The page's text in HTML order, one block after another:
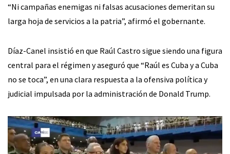
“Ni campañas enemigas ni falsas acusaciones demeritan su
larga hoja de servicios a la patria”, afirmó el gobernante.
Díaz-Canel insistió en que Raúl Castro sigue siendo una figura
central para el régimen y aseguró que “Raúl es Cuba y a Cuba
no se toca”, en una clara respuesta a la ofensiva política y
judicial impulsada por la administración de Donald Trump.